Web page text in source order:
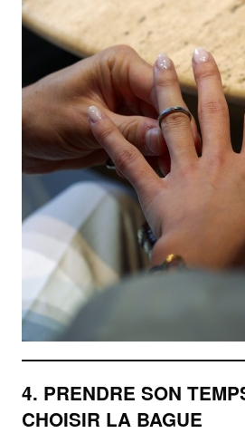
4. PRENDRE SON
CHOISIR LA BAGUE